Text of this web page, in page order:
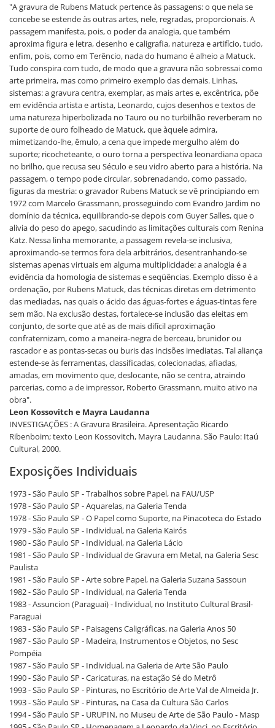
"A gravura de Rubens Matuck pertence às passagens: o que nela se
concebe se estende às outras artes, nele, regradas, proporcionais. A
passagem manifesta, pois, o poder da analogia, que também
aproxima figura e letra, desenho e caligrafia, natureza e artifício, tudo,
enfim, pois, como em Terêncio, nada do humano é alheio a Matuck.
Tudo conspira com tudo, de modo que a gravura não sobressai como
arte primeira, mas como primeiro exemplo das demais. Linhas,
sistemas: a gravura centra, exemplar, as mais artes e, excêntrica, põe
em evidência artista e artista, Leonardo, cujos desenhos e textos de
uma natureza hiperbolizada no Tauro ou no turbilhão reverberam no
suporte de ouro folheado de Matuck, que àquele admira,
mimetizando-lhe, êmulo, a cena que impede mergulho além do
suporte; ricocheteante, o ouro torna a perspectiva leonardiana opaca
no brilho, que recusa seu Século e seu vidro aberto para a história. Na
passagem, o tempo pode circular, sobrenadando, como passado,
figuras da mestria: o gravador Rubens Matuck se vê principiando em
1972 com Marcelo Grassmann, prosseguindo com Evandro Jardim no
domínio da técnica, equilibrando-se depois com Guyer Salles, que o
alivia do peso do apego, sacudindo as limitações culturais com Renina
Katz. Nessa linha memorante, a passagem revela-se inclusiva,
aproximando-se termos fora dela arbitrários, desentranhando-se
sistemas apenas virtuais em alguma multiplicidade: a analogia é a
evidência da homologia de sistemas e seqüências. Exemplo disso é a
ordenação, por Rubens Matuck, das técnicas diretas em detrimento
das mediadas, nas quais o ácido das águas-fortes e águas-tintas fere
sem mão. Na exclusão destas, fortalece-se inclusão das eleitas em
conjunto, de sorte que até as de mais difícil aproximação
confraternizam, como a maneira-negra de berceau, brunidor ou
rascador e as pontas-secas ou buris das incisões imediatas. Tal aliança
estende-se às ferramentas, classificadas, colecionadas, afiadas,
amadas, em movimento que, deslocante, não se centra, atraindo
parcerias, como a de impressor, Roberto Grassmann, muito ativo na
obra".
Leon Kossovitch e Mayra Laudanna
INVESTIGAÇÕES : A Gravura Brasileira. Apresentação Ricardo
Ribenboim; texto Leon Kossovitch, Mayra Laudanna. São Paulo: Itaú
Cultural, 2000.
Exposições Individuais
1973 - São Paulo SP - Trabalhos sobre Papel, na FAU/USP
1978 - São Paulo SP - Aquarelas, na Galeria Tenda
1978 - São Paulo SP - O Papel como Suporte, na Pinacoteca do Estado
1979 - São Paulo SP - Individual, na Galeria Kairós
1980 - São Paulo SP - Individual, na Galeria Lácio
1981 - São Paulo SP - Individual de Gravura em Metal, na Galeria Sesc
Paulista
1981 - São Paulo SP - Arte sobre Papel, na Galeria Suzana Sassoun
1982 - São Paulo SP - Individual, na Galeria Tenda
1983 - Assuncion (Paraguai) - Individual, no Instituto Cultural Brasil-
Paraguai
1983 - São Paulo SP - Paisagens Caligráficas, na Galeria Anos 50
1987 - São Paulo SP - Madeira, Instrumentos e Objetos, no Sesc
Pompéia
1987 - São Paulo SP - Individual, na Galeria de Arte São Paulo
1990 - São Paulo SP - Caricaturas, na estação Sé do Metrô
1993 - São Paulo SP - Pinturas, no Escritório de Arte Val de Almeida Jr.
1993 - São Paulo SP - Pinturas, na Casa da Cultura São Carlos
1994 - São Paulo SP - URUPIN, no Museu de Arte de São Paulo - Masp